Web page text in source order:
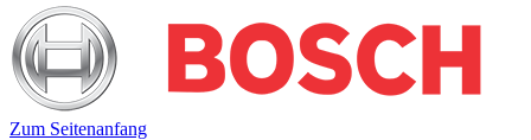
Zum Seitenanfang